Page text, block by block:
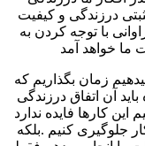
درزندگی و کیفیت
با توجه کردن به
ما خواهد آمد
زمان بگذاریم که
باید آن اتفاق درزندگی
این کارها فایده ندارد
جلوگیری کنیم .بلکه